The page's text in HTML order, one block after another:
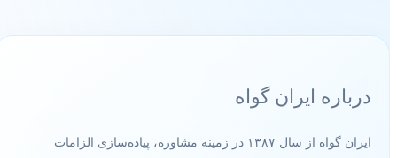
درباره ایران گواه
ایران گواه از سال ۱۳۸۷ در زمینه مشاوره، پیاده‌سازی الزامات